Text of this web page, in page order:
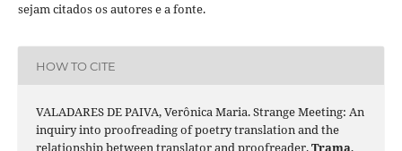
sejam citados os autores e a fonte.
HOW TO CITE
VALADARES DE PAIVA, Verônica Maria. Strange Meeting: An
inquiry into proofreading of poetry translation and the
relationship between translator and proofreader.Trama,